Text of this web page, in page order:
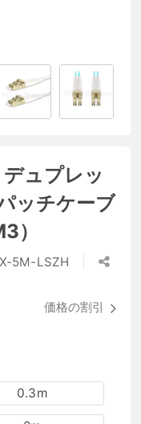
ュプレッ
ッチケーブ
）
5M-LSZH
価格の割引
0.3m